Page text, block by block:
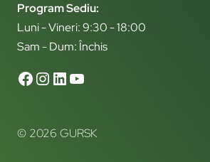
Program Sediu:
Luni - Vineri: 9:30 - 18:00
Sam - Dum: Închis
© 2026 GURSK